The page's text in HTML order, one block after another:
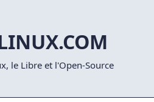
le Libre et l'Open-Source